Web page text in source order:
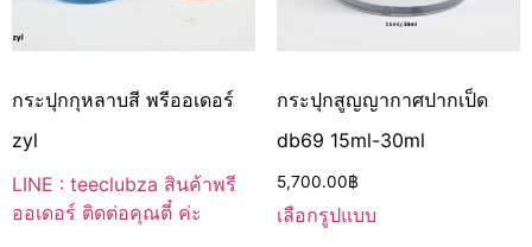
กระปุกกุหลาบสี พรีออเดอร์
zyl
LINE : teeclubza สินค้าพรี
ออเดอร์ ติดต่อคุณตี๋ ค่ะ
กระปุกสูญญากาศปากเป็ด
db69 15ml-30ml
5,700.00฿
เลือกรูปแบบ